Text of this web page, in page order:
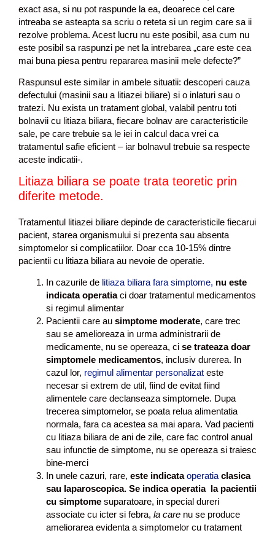
exact asa, si nu pot raspunde la ea, deoarece cel care
intreaba se asteapta sa scriu o reteta si un regim care sa ii
rezolve problema. Acest lucru nu este posibil, asa cum nu
este posibil sa raspunzi pe net la intrebarea „care este cea
mai buna piesa pentru repararea masinii mele defecte?”
Raspunsul este similar in ambele situatii: descoperi cauza
defectului (masinii sau a litiazei biliare) si o inlaturi sau o
tratezi. Nu exista un tratament global, valabil pentru toti
bolnavii cu litiaza biliara, fiecare bolnav are caracteristicile
sale, pe care trebuie sa le iei in calcul daca vrei ca
tratamentul safie eficient – iar bolnavul trebuie sa respecte
aceste indicatii-.
Litiaza biliara se poate trata teoretic prin
diferite metode.
Tratamentul litiazei biliare depinde de caracteristicile fiecarui
pacient, starea organismului si prezenta sau absenta
simptomelor si complicatiilor. Doar cca 10-15% dintre
pacientii cu litiaza biliara au nevoie de operatie.
In cazurile de litiaza biliara fara simptome, nu este
indicata operatiaci doar tratamentul medicamentos
si regimul alimentar
Pacientii care au simptome moderate, care trec
sau se amelioreaza in urma administrarii de
medicamente, nu se opereaza, ci se trateaza doar
simptomele medicamentos, inclusiv durerea. In
cazul lor, regimul alimentar personalizat este
necesar si extrem de util, fiind de evitat fiind
alimentele care declanseaza simptomele. Dupa
trecerea simptomelor, se poata relua alimentatia
normala, fara ca acestea sa mai apara. Vad pacienti
cu litiaza biliara de ani de zile, care fac control anual
sau infunctie de simptome, nu se opereaza si traiesc
bine-merci
In unele cazuri, rare, este indicataoperatia clasica
sau laparoscopica. Se indica operatia la pacientii
cu simptome suparatoare, in special dureri
associate cu icter si febra, la care nu se produce
ameliorarea evidenta a simptomelor cu tratament